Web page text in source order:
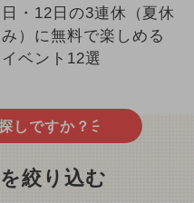
日・12日の3連休（夏休
み）に無料で楽しめる
イベント12選
しですか？
絞り込む